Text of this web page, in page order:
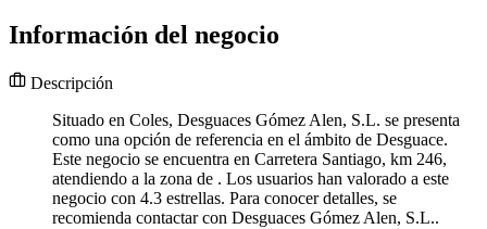
Información del negocio
Descripción
Situado en Coles, Desguaces Gómez Alen, S.L. se presenta
como una opción de referencia en el ámbito de Desguace.
Este negocio se encuentra en Carretera Santiago, km 246,
atendiendo a la zona de . Los usuarios han valorado a este
negocio con 4.3 estrellas. Para conocer detalles, se
recomienda contactar con Desguaces Gómez Alen, S.L..